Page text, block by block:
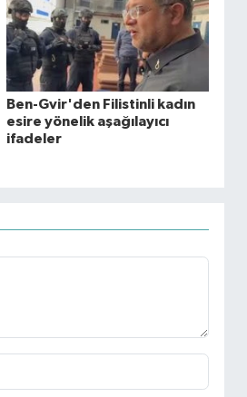
Ben-Gvir'den Filistinli kadın
esire yönelik aşağılayıcı
ifadeler